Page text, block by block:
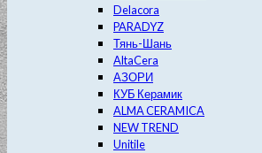
Delacora
PARADYZ
Тянь-Шань
AltaCera
АЗОРИ
КУБ Керамик
ALMA CERAMICA
NEW TREND
Unitile